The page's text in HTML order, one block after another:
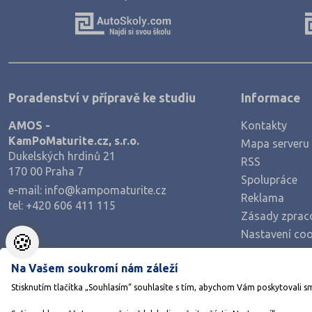
Zemědělství a lesnictví
Policejní a vojenské obory
Právo
Zdravotnické obory
Pedagogika a sociální péče
Umělecké obory
Šance na přijetí
Poradenství v přípravě ke studiu
AMOS -
KamPoMaturite.cz, s.r.o.
Dukelských hrdinů 21
170 00 Praha 7
e-mail: info@kampomaturite.cz
tel: +420 606 411 115
Informace
Kontakty
Mapa serveru
RSS
Spolupráce
Reklama
Zásady
Nastavení
🍪
Na Vašem soukromí nám záleží
Stisknutím tlačítka „Souhlasím“ souhlasíte s tím, abychom Vám poskytovali